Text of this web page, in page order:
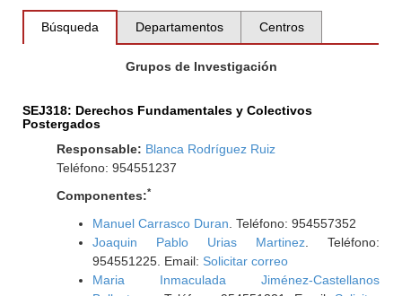
Búsqueda Departamentos Centros
Grupos de Investigación
SEJ318: Derechos Fundamentales y Colectivos
Postergados
Responsable: Blanca Rodríguez Ruiz
Teléfono: 954551237
Componentes:*
Manuel Carrasco Duran . Teléfono: 954557352
Joaquin Pablo Urias Martinez. Teléfono:
954551225. Email: Solicitar correo
Maria Inmaculada Jiménez-Castellanos